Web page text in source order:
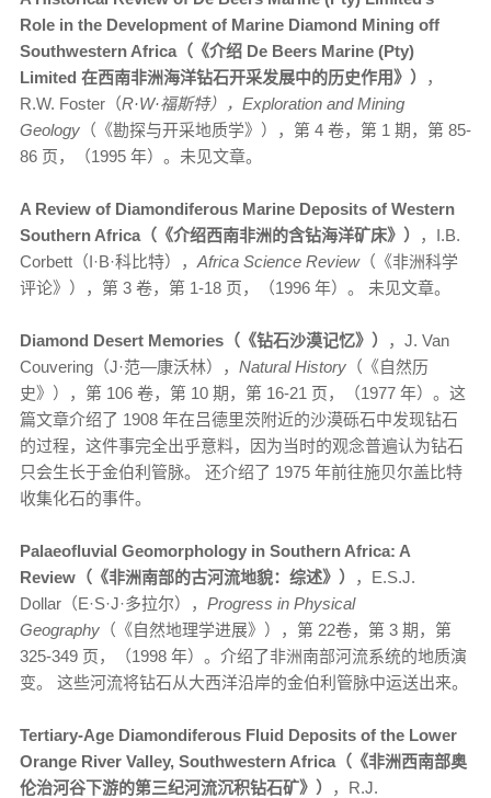
Role in the Development of Marine Diamond Mining off
Southwestern Africa（《介绍 De Beers Marine (Pty)
Limited 在西南非洲海洋钻石开采发展中的历史作用》）
，
R.W. Foster（R·W·福斯特），Exploration and Mining
Geology （《勘探与开采地质学》），第 4 卷，第 1 期，第 85-
86 页，（1995 年）。未见文章。
A Review of Diamondiferous Marine Deposits of Western
Southern Africa（《介绍西南非洲的含钻海洋矿床》）
，I.B.
Corbett（I·B·科比特）， Africa Science Review（《非洲科学
评论》），第 3 卷，第 1-18 页，（1996 年）。 未见文章。
Diamond Desert Memories（《钻石沙漠记忆》）
，J. Van
Couvering（J·范—康沃林）， Natural History （《自然历
史》），第 106 卷，第 10 期，第 16-21 页，（1977 年）。这
篇文章介绍了 1908 年在吕德里茨附近的沙漠砾石中发现钻石
的过程，这件事完全出乎意料，因为当时的观念普遍认为钻石
只会生长于金伯利管脉。 还介绍了 1975 年前往施贝尔盖比特
收集化石的事件。
Palaeofluvial Geomorphology in Southern Africa: A
Review（《非洲南部的古河流地貌：综述》）
，E.S.J.
Dollar（E·S·J·多拉尔）， Progress in Physical
Geography （《自然地理学进展》），第 22卷，第 3 期，第
325-349 页，（1998 年）。介绍了非洲南部河流系统的地质演
变。 这些河流将钻石从大西洋沿岸的金伯利管脉中运送出来。
Tertiary-Age Diamondiferous Fluid Deposits of the Lower
Orange River Valley, Southwestern Africa（《非洲西南部奥
伦治河谷下游的第三纪河流沉积钻石矿》）
，R.J.